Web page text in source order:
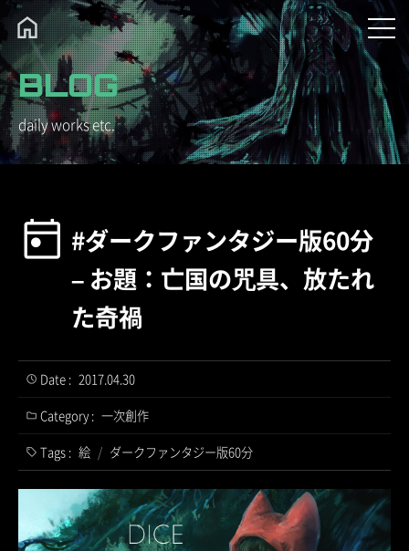
BLOG
daily works etc.
#ダークファンタジー版60分
– お題：亡国の咒具、放たれ
た奇禍
Date : 2017.04.30
Category : 一次創作
Tags : 絵 / ダークファンタジー版60分